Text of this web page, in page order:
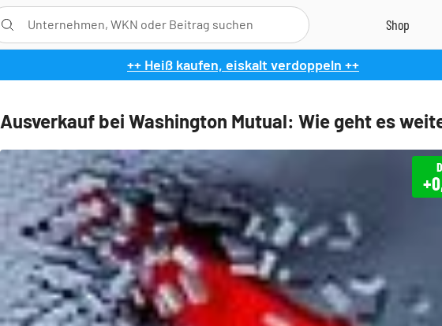
++ Heiß kaufen, eiskalt verdoppeln ++
Ausverkauf bei Washington Mutual: Wie geht es